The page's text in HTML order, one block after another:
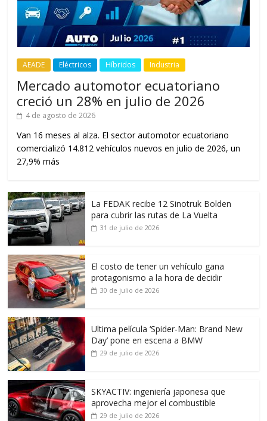
AEADE Eléctricos Híbridos Industria
Mercado automotor ecuatoriano
creció un 28% en julio de 2026
4 de agosto de 2026
Van 16 meses al alza. El sector automotor ecuatoriano
comercializó 14.812 vehículos nuevos en julio de 2026, un
27,9% más
La FEDAK recibe 12 Sinotruk Bolden
para cubrir las rutas de La Vuelta
31 de julio de 2026
El costo de tener un vehículo gana
protagonismo a la hora de decidir
30 de julio de 2026
Ultima película ‘Spider‑Man: Brand New
Day’ pone en escena a BMW
29 de julio de 2026
SKYACTIV: ingeniería japonesa que
aprovecha mejor el combustible
29 de julio de 2026